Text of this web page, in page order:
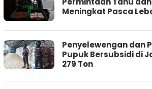
Meningkat Pasca
Penyelewengan dan
Pupuk Bersubsidi di
279 Ton